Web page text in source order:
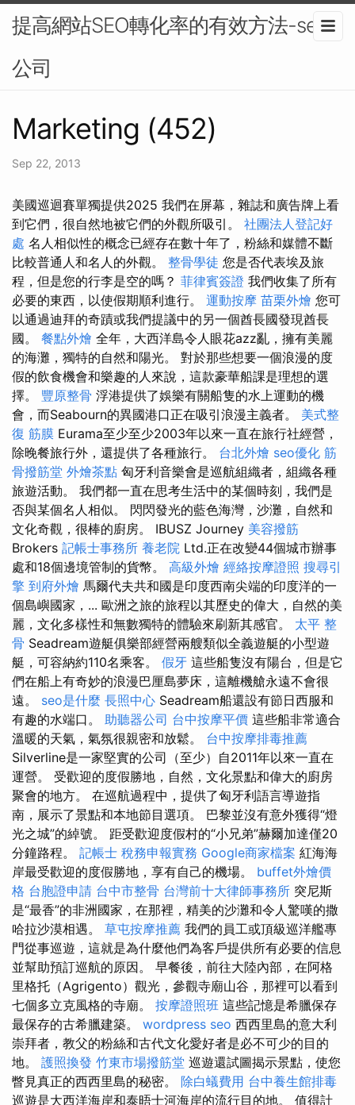
提高網站SEO轉化率的有效方法-seo
公司
Marketing (452)
Sep 22, 2013
美國巡迴賽單獨提供2025 我們在屏幕，雜誌和廣告牌上看
到它們，很自然地被它們的外觀所吸引。 社團法人登記好
處 名人相似性的概念已經存在數十年了，粉絲和媒體不斷
比較普通人和名人的外觀。 整骨學徒 您是否代表埃及旅
程，但是您的行李是空的嗎？ 菲律賓簽證 我們收集了所有
必要的東西，以使假期順利進行。 運動按摩 苗栗外燴 您可
以通過迪拜的奇蹟或我們提議中的另一個酋長國發現酋長
國。 餐點外燴 全年，大西洋島令人眼花azz亂，擁有美麗
的海灘，獨特的自然和陽光。 對於那些想要一個浪漫的度
假的飲食機會和樂趣的人來說，這款豪華船課是理想的選
擇。 豐原整骨 浮港提供了娛樂有關船隻的水上運動的機
會，而Seabourn的異國港口正在吸引浪漫主義者。 美式整
復 筋膜 Eurama至少至少2003年以來一直在旅行社經營，
除晚餐旅行外，還提供了各種旅行。 台北外燴 seo優化 筋
骨撥筋堂 外燴茶點 匈牙利音樂會是巡航組織者，組織各種
旅遊活動。 我們都一直在思考生活中的某個時刻，我們是
否與某個名人相似。 閃閃發光的藍色海灣，沙灘，自然和
文化奇觀，很棒的廚房。 IBUSZ Journey 美容撥筋
Brokers 記帳士事務所 養老院 Ltd.正在改變44個城市辦事
處和18個邊境管制的貨幣。 高級外燴 經絡按摩證照 搜尋引
擎 到府外燴 馬爾代夫共和國是印度西南尖端的印度洋的一
個島嶼國家，... 歐洲之旅的旅程以其歷史的偉大，自然的美
麗，文化多樣性和無數獨特的體驗來刷新其感官。 太平 整
骨 Seadream遊艇俱樂部經營兩艘類似全義遊艇的小型遊
艇，可容納約110名乘客。 假牙 這些船隻沒有陽台，但是它
們在船上有奇妙的浪漫巴厘島夢床，這離機艙永遠不會很
遠。 seo是什麼 長照中心 Seadream船還設有節日西服和
有趣的水端口。 助聽器公司 台中按摩平價 這些船非常適合
溫暖的天氣，氣氛很親密和放鬆。 台中按摩排毒推薦
Silverline是一家堅實的公司（至少）自2011年以來一直在
運營。 受歡迎的度假勝地，自然，文化景點和偉大的廚房
聚會的地方。 在巡航過程中，提供了匈牙利語言導遊指
南，展示了景點和本地節目選項。 巴黎並沒有意外獲得“燈
光之城”的綽號。 距受歡迎度假村的“小兄弟”赫爾加達僅20
分鐘路程。 記帳士 稅務申報實務 Google商家檔案 紅海海
岸最受歡迎的度假勝地，享有自己的機場。 buffet外燴價
格 台胞證申請 台中市整骨 台灣前十大律師事務所 突尼斯
是“最香”的非洲國家，在那裡，精美的沙灘和令人驚嘆的撒
哈拉沙漠相遇。 草屯按摩推薦 我們的員工或頂級巡洋艦專
門從事巡遊，這就是為什麼他們為客戶提供所有必要的信息
並幫助預訂巡航的原因。 早餐後，前往大陸內部，在阿格
里格托（Agrigento）觀光，參觀寺廟山谷，那裡可以看到
七個多立克風格的寺廟。 按摩證照班 這些記憶是希臘保存
最保存的古希臘建築。 wordpress seo 西西里島的意大利
崇拜者，教父的粉絲和古代文化愛好者是必不可少的目的
地。 護照換發 竹東市場撥筋堂 巡遊還試圖揭示景點，使您
瞥見真正的西西里島的秘密。 除白蟻費用 台中養生館排毒
巡遊是大西洋海岸和泰晤士河海岸的流行目的地。 值得計